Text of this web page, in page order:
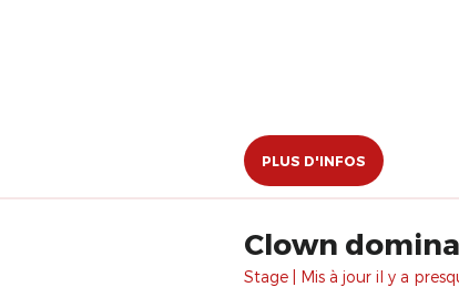
PLUS D'INFOS
Clown
Stage | Mis à jour il y a